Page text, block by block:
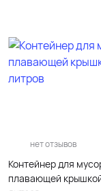
нет отзывов
Контейнер для
плавающей